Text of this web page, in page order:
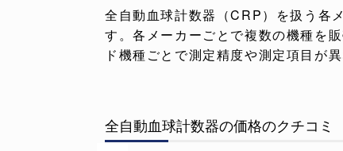
全自動血球計数器（CRP）を扱う各
す。各メーカーごとで複数の機種を
ド機種ごとで測定精度や測定項目が異
全自動血球計数器の価格のクチコミ